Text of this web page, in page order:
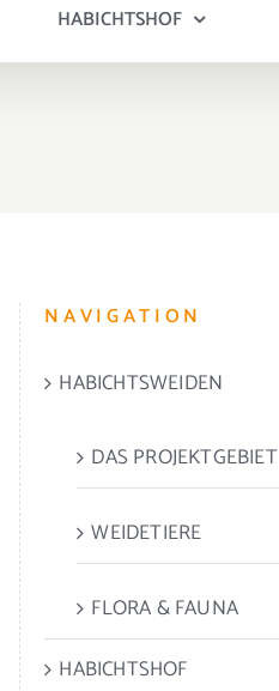
HABICHTSHOF
NAVIGATION
HABICHTSWEIDEN
DAS PROJEKTGEBIET
WEIDETIERE
FLORA & FAUNA
HABICHTSHOF